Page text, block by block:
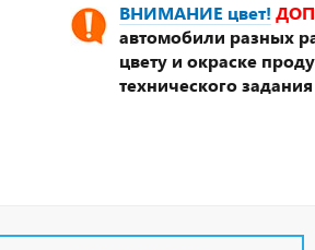
ВНИМАНИЕ цвет!
автомобили разных
цвету и окраске
технического